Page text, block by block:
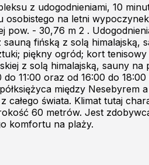
z udogodnieniami, 10
na letni
pow. - 30,76 m 2 .
fińską z solą himalajską,
piękny ogród; kort
z solą himalajską, sauny
11:00 oraz od 16:00 do
między Nesebyrem
świata. Klimat tutaj
60 metrów. Jest
komfortu na plaży.